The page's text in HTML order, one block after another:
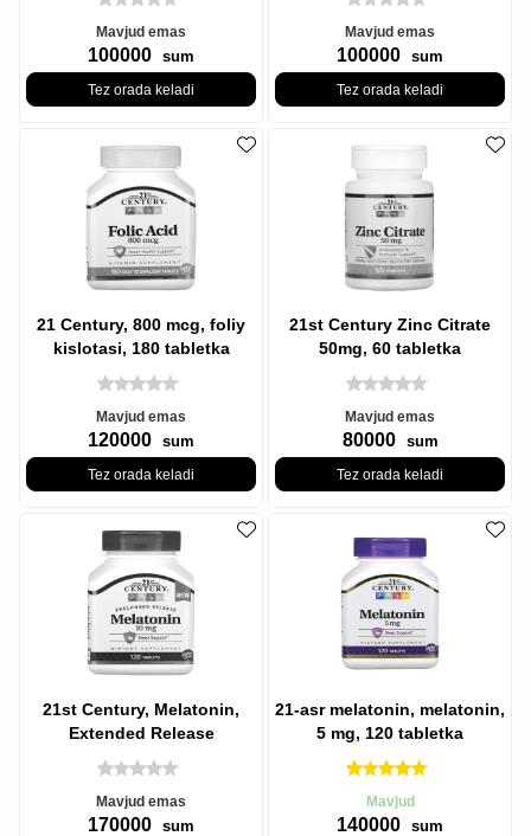
таблеток, которые
Mavjud emas
100000 sum
Tez orada keladi
Mavjud emas
100000 sum
Tez orada keladi
21 Century, 800 mcg, foliy
kislotasi, 180 tabletka
Mavjud emas
120000 sum
Tez orada keladi
21st Century Zinc Citrate
50mg, 60 tabletka
Mavjud emas
80000 sum
Tez orada keladi
21st Century, Melatonin,
Extended Release
Melatonin, 10 mg, 120
Tabletkalar
Mavjud emas
170000 sum
21-asr melatonin, melatonin,
5 mg, 120 tabletka
Mavjud
140000 sum